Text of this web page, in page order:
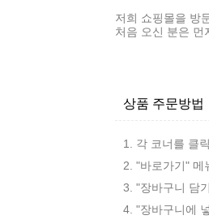
저희 쇼핑몰을 방
처음 오신 분은 먼
상품 주문방법
1. 각 코너를 클
2. "바로가기" 메
3. "장바구니 담
4. "장바구니에